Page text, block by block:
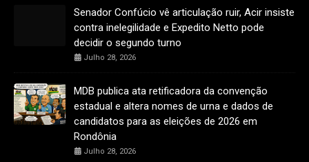
Senador Confúcio vê articulação ruir, Acir insiste
contra inelegilidade e Expedito Netto pode
decidir o segundo turno
Julho 28, 2026
MDB publica ata retificadora da convenção
estadual e altera nomes de urna e dados de
candidatos para as eleições de 2026 em
Rondônia
Julho 28, 2026